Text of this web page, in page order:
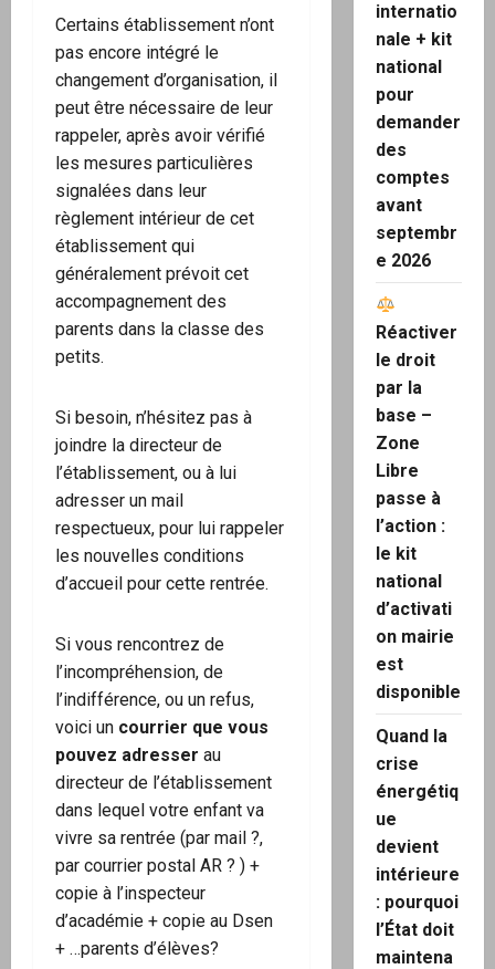
Certains établissement n’ont
pas encore intégré le
changement d’organisation, il
peut être nécessaire de leur
rappeler, après avoir vérifié
les mesures particulières
signalées dans leur
règlement intérieur de cet
établissement qui
généralement prévoit cet
accompagnement des
parents dans la classe des
petits.
Si besoin, n’hésitez pas à
joindre la directeur de
l’établissement, ou à lui
adresser un mail
respectueux, pour lui rappeler
les nouvelles conditions
d’accueil pour cette rentrée.
Si vous rencontrez de
l’incompréhension, de
l’indifférence, ou un refus,
voici un courrier que vous
pouvez adresser au
directeur de l’établissement
dans lequel votre enfant va
vivre sa rentrée (par mail ?,
par courrier postal AR ? ) +
copie à l’inspecteur
d’académie + copie au Dsen
+ …parents d’élèves?
internatio
nale + kit
national
pour
demander
des
comptes
avant
septembr
e 2026
Réactiver
le droit
par la
base –
Zone
Libre
passe à
l’action :
le kit
national
d’activati
on mairie
est
disponible
Quand la
crise
énergétiq
ue
devient
intérieure
: pourquoi
l’État doit
maintena